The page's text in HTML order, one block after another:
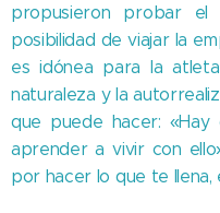
propusieron probar el
posibilidad de viajar la
es idónea para la
naturaleza y la
que puede hacer:
aprender a vivir con
por hacer lo que te